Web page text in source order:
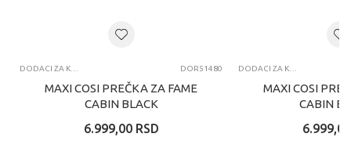
DODACI ZA KOLICA DOR51480
MAXI COSI PREČKA ZA FAME
CABIN BLACK
6.999,00 RSD
DODACI ZA KOLICA
MAXI COSI
CABIN
6.999,00